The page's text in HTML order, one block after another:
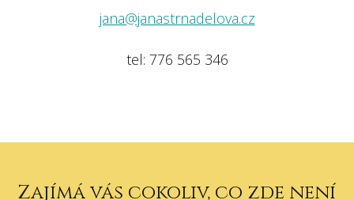
jana@janastrnadelova.cz
tel: 776 565 346
Zajímá vás cokoliv, co zde není